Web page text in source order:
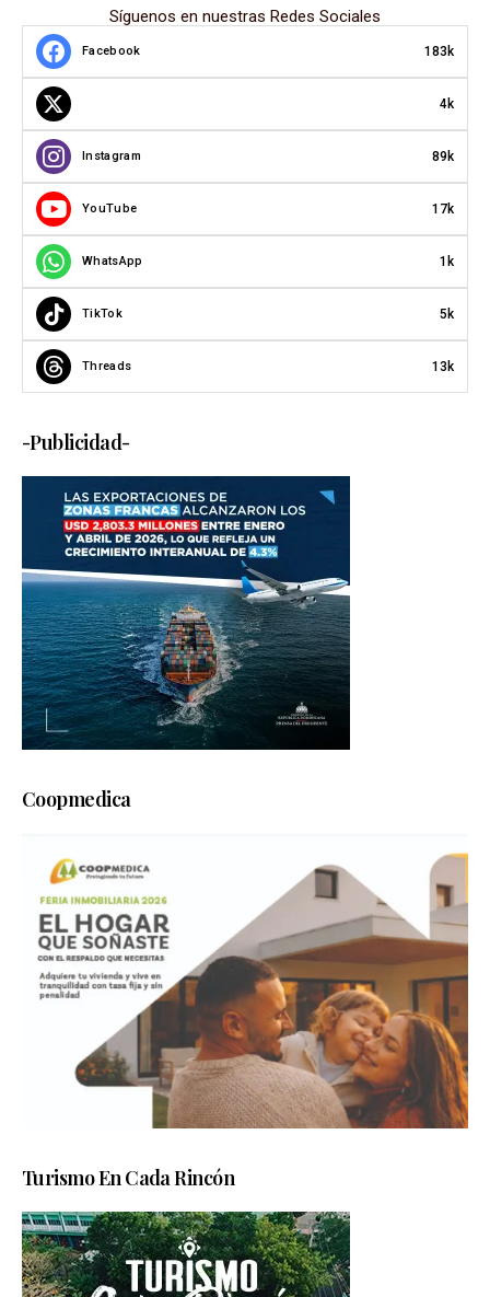
Síguenos en nuestras Redes Sociales
Facebook 183k
4k
Instagram 89k
YouTube 17k
WhatsApp 1k
TikTok 5k
Threads 13k
-Publicidad-
Coopmedica
Turismo En Cada Rincón